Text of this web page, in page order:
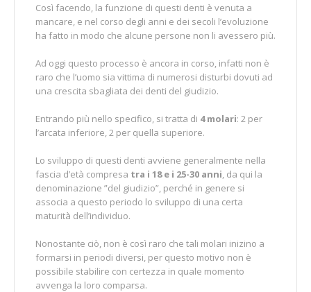
Così facendo, la funzione di questi denti è venuta a
mancare, e nel corso degli anni e dei secoli l’evoluzione
ha fatto in modo che alcune persone non li avessero più.
Ad oggi questo processo è ancora in corso, infatti non è
raro che l’uomo sia vittima di numerosi disturbi dovuti ad
una crescita sbagliata dei denti del giudizio.
Entrando più nello specifico, si tratta di 4 molari: 2 per
l’arcata inferiore, 2 per quella superiore.
Lo sviluppo di questi denti avviene generalmente nella
fascia d’età compresa tra i 18 e i 25-30 anni, da qui la
denominazione ”del giudizio”, perché in genere si
associa a questo periodo lo sviluppo di una certa
maturità dell’individuo.
Nonostante ciò, non è così raro che tali molari inizino a
formarsi in periodi diversi, per questo motivo non è
possibile stabilire con certezza in quale momento
avvenga la loro comparsa.